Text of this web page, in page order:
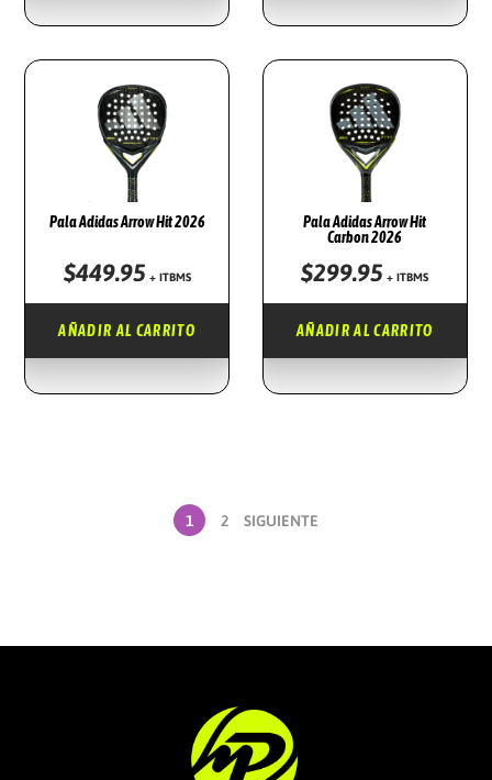
Pala Adidas Arrow Hit 2026
$449.95 + ITBMS
AÑADIR AL CARRITO
Pala Adidas Arrow Hit
Carbon 2026
$299.95 + ITBMS
AÑADIR AL CARRITO
1 2 SIGUIENTE